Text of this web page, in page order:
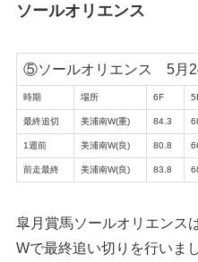
ソールオリエンス
⑤ソールオリエンス 5
時期 場所 6F
最終追切 美浦南W(重) 84.3
1週前 美浦南W(良) 80.8
前走最終 美浦南W(良) 83.8
皐月賞馬ソールオリエンス
Wで最終追い切りを行いまし